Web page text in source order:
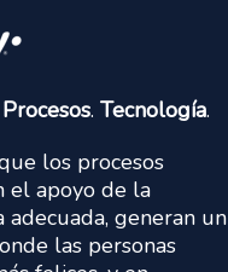
Procesos. Tecnología.
los procesos
el apoyo de la
adecuada, generan un
las personas